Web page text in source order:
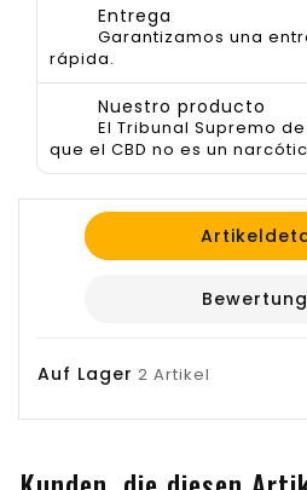
Entrega
Garantizamos una
rápida.
Nuestro producto
El Tribunal Supremo
que el CBD no es un
Auf Lager 2 Artikel